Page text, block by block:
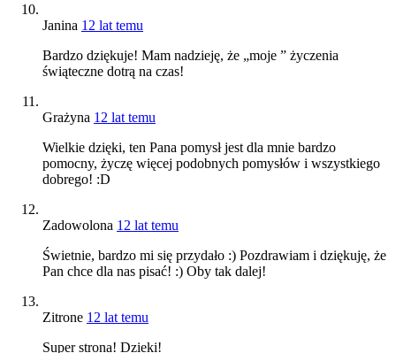
Janina 12 lat temu
Bardzo dziękuje! Mam nadzieję, że „moje ” życzenia
świąteczne dotrą na czas!
Grażyna 12 lat temu
Wielkie dzięki, ten Pana pomysł jest dla mnie bardzo
pomocny, życzę więcej podobnych pomysłów i wszystkiego
dobrego! :D
Zadowolona 12 lat temu
Świetnie, bardzo mi się przydało :) Pozdrawiam i dziękuję, że
Pan chce dla nas pisać! :) Oby tak dalej!
Zitrone 12 lat temu
Super strona! Dzieki!